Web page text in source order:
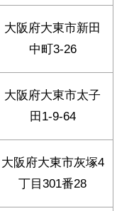
大阪府大東市新田
中町3-26
大阪府大東市太子
田1-9-64
大阪府大東市灰塚4
丁目301番28